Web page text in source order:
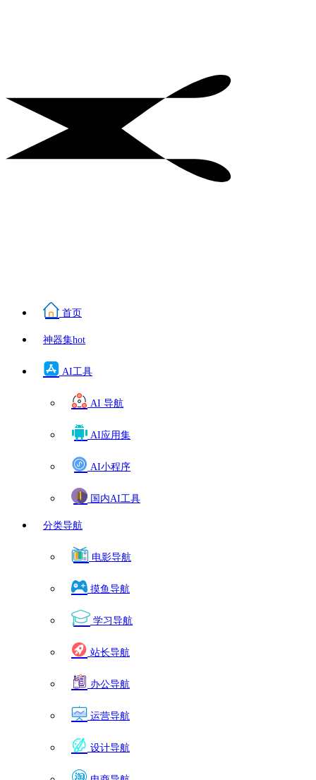
首页
神器集hot
AI工具
AI 导航
AI应用集
AI小程序
国内AI工具
分类导航
电影导航
摸鱼导航
学习导航
站长导航
办公导航
运营导航
设计导航